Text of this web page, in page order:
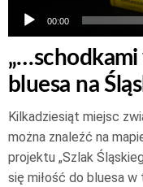
00:00
„…schodkami
bluesa na
Kilkadziesiąt miejsc
można znaleźć na
projektu „Szlak
się miłość do bluesa